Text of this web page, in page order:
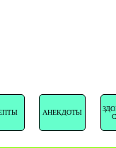
АНЕКДОТЫ